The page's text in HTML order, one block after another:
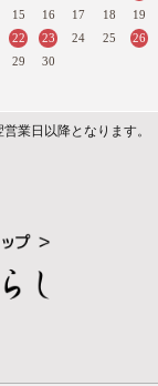
15 16 17 18
19
22 23 24 25
26
29 30
業日以降となります。